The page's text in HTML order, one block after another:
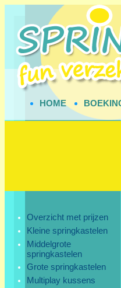
HOME
Overzicht met prijzen
Kleine springkastelen
Middelgrote
springkastelen
Grote springkastelen
Multiplay kussens